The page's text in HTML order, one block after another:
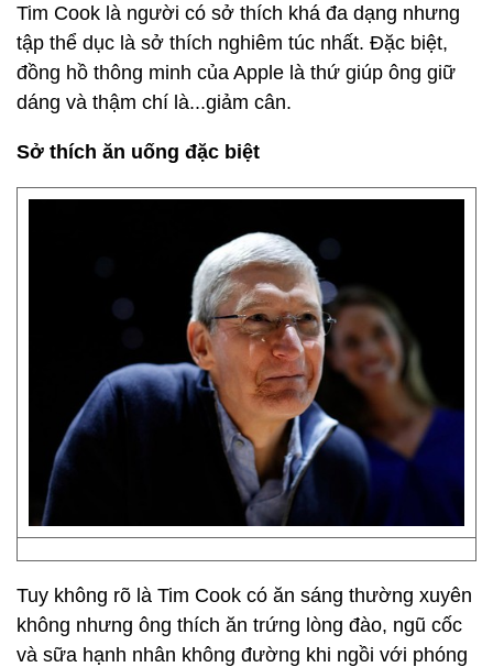
Tim Cook là người có sở thích khá đa dạng nhưng
tập thể dục là sở thích nghiêm túc nhất. Đặc biệt,
đồng hồ thông minh của Apple là thứ giúp ông giữ
dáng và thậm chí là...giảm cân.
Sở thích ăn uống đặc biệt
Tuy không rõ là Tim Cook có ăn sáng thường xuyên
không nhưng ông thích ăn trứng lòng đào, ngũ cốc
và sữa hạnh nhân không đường khi ngồi với phóng